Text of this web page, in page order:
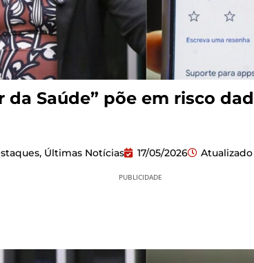
da Saúde” põe em risco
, Últimas Notícias 17/05/2026
PUBLICIDADE